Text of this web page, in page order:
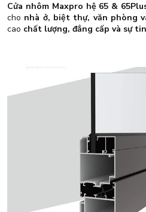
Cửa nhôm Maxpro hệ 65 &
cho nhà ở, biệt thự, văn phòng
cao chất lượng, đẳng cấp và sự